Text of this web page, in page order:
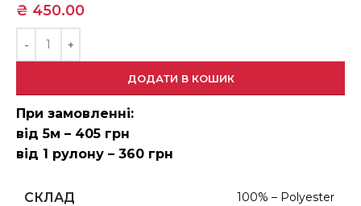
₴ 450.00
ДОДАТИ В КОШИК
При замовленні:
від 5м – 405 грн
від 1 рулону – 360 грн
СКЛАД 100% – Polyester